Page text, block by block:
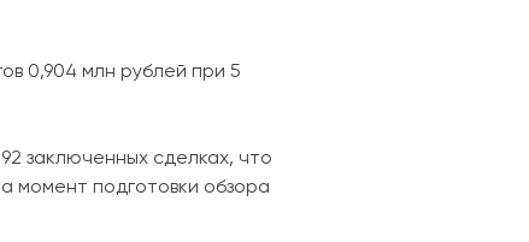
0,904 млн рублей при 5
заключенных сделках, что
момент подготовки обзора